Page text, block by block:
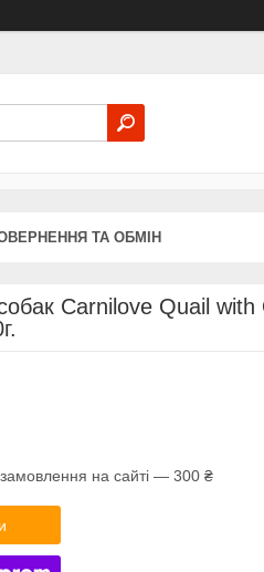
ТА ОБМІН
Carnilove Quail with
на сайті — 300 ₴